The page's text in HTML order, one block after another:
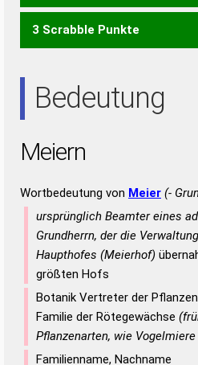
EINE EIRE EREN IREN
3 Scrabble Punkte
Bedeutung
Meiern
Wortbedeutung von Meier (-
ursprünglich Beamter eines
Grundherrn, der die
Haupthofes (Meierhof)
größten Hofs
Botanik Vertreter der
Familie der Rötegewächse
Pflanzenarten, wie
Familienname, Nachname